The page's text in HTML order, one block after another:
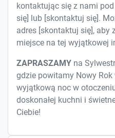
kontaktując się z nami
się] lub [skontaktuj się].
adres [skontaktuj się], aby
miejsce na tej wyjątkowej
ZAPRASZAMY na
gdzie powitamy Nowy
wyjątkową noc w
doskonałej kuchni i
Ciebie!